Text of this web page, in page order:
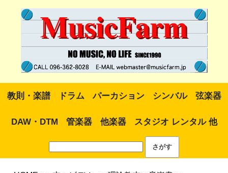
教則・楽譜 ドラム パーカション シンバル 弦楽器
DAW・DTM 管楽器 他楽器 スタジオ レンタル 他